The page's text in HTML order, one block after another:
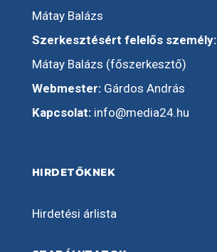
Mátay Balázs
Szerkesztésért felelős személy:
Mátay Balázs (főszerkesztő)
Webmester:Gárdos András
Kapcsolat: info@media24.hu
HIRDETŐKNEK
Hirdetési árlista